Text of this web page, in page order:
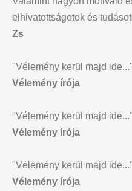
elhivatottságotok és
Zs
"Vélemény kerül majd ide..."
Vélemény írója
"Vélemény kerül majd ide..."
Vélemény írója
"Vélemény kerül majd ide..."
Vélemény írója